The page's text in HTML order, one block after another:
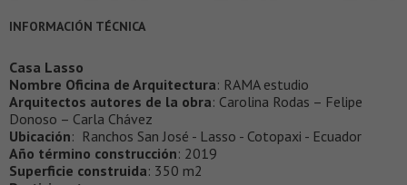
INFORMACIÓN TÉCNICA
Casa Lasso
Nombre Oficina de Arquitectura: RAMA estudio
Arquitectos autores de la obra: Carolina Rodas – Felipe
Donoso – Carla Chávez
Ubicación: Ranchos San José - Lasso - Cotopaxi - Ecuador
Año término construcción: 2019
Superficie construida: 350 m2